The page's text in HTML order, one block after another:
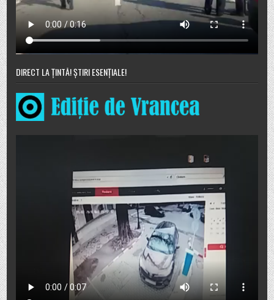
DIRECT LA ȚINTĂ! ȘTIRI ESENȚIALE!